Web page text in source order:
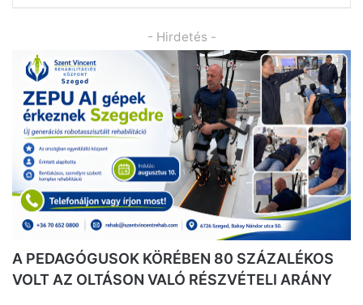
- Hirdetés -
A PEDAGÓGUSOK KÖRÉBEN 80 SZÁZALÉKOS
VOLT AZ OLTÁSON VALÓ RÉSZVÉTELI ARÁNY